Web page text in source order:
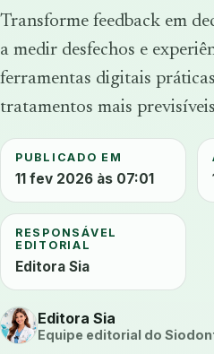
Transforme feedback em
a medir desfechos e
ferramentas digitais
tratamentos mais
PUBLICADO EM
11 fev 2026 às 07:01
RESPONSÁVEL
EDITORIAL
Editora Sia
Editora Sia
Equipe editorial do